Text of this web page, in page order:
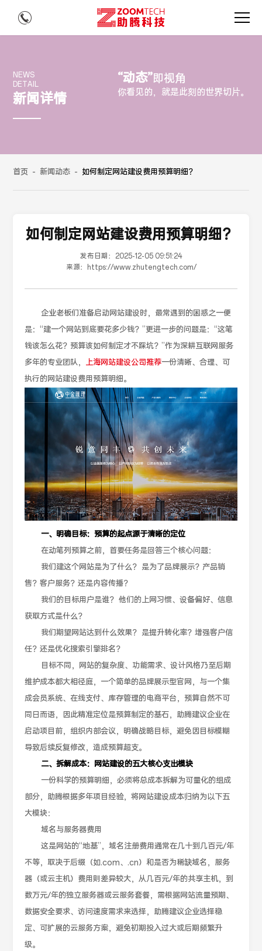
NEWS
DETAIL
新闻详情
“动态”即视角
你看见的，就是此刻的世界切片。
首页 - 新闻动态 - 如何制定网站建设费用预算明细？
如何制定网站建设费用预算明细？
发布日期：
2025-12-05 09:51:24
来源：
https://www.zhutengtech.com/
企业老板们准备启动网站建设时，最常遇到的困惑之一便
是：“建一个网站到底要花多少钱？”更进一步的问题是：“这笔
钱该怎么花？预算该如何制定才不踩坑？”作为深耕互联网服务
多年的专业团队， 上海网站建设公司推荐一份清晰、合理、可
执行的网站建设费用预算明细。
一、明确目标：预算的起点源于清晰的定位
在动笔列预算之前，首要任务是回答三个核心问题：
我们建这个网站是为了什么？ 是为了品牌展示？产品销
售？客户服务？还是内容传播？
我们的目标用户是谁？ 他们的上网习惯、设备偏好、信息
获取方式是什么？
我们期望网站达到什么效果？ 是提升转化率？增强客户信
任？还是优化搜索引擎排名？
目标不同，网站的复杂度、功能需求、设计风格乃至后期
维护成本都大相径庭，一个简单的品牌展示型官网，与一个集
成会员系统、在线支付、库存管理的电商平台，预算自然不可
同日而语，因此精准定位是预算制定的基石，助腾建议企业在
启动项目前，组织内部会议，明确战略目标，避免因目标模糊
导致后续反复修改，造成预算超支。
二、拆解成本：网站建设的五大核心支出模块
一份科学的预算明细，必须将总成本拆解为可量化的组成
部分，助腾根据多年项目经验，将网站建设成本归纳为以下五
大模块：
域名与服务器费用
这是网站的“地基”，域名注册费用通常在几十到几百元/年
不等，取决于后缀（如.com、.cn）和是否为稀缺域名，服务
器（或云主机）费用则差异较大，从几百元/年的共享主机，到
数万元/年的独立服务器或云服务套餐，需根据网站流量预期、
数据安全要求、访问速度需求来选择，助腾建议企业选择稳
定、可扩展的云服务方案，避免初期投入过大或后期频繁升
级。